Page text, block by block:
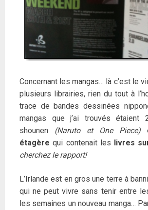
Concernant les mangas… là c’est le
plusieurs librairies, rien du tout à
trace de bandes dessinées
mangas que j’ai trouvés étaient
shounen (Naruto et One Piece)
étagèrequi contenait les livres
cherchez le rapport!
L’Irlande est en gros une terre à
qui ne peut vivre sans tenir entre
les semaines un nouveau manga…